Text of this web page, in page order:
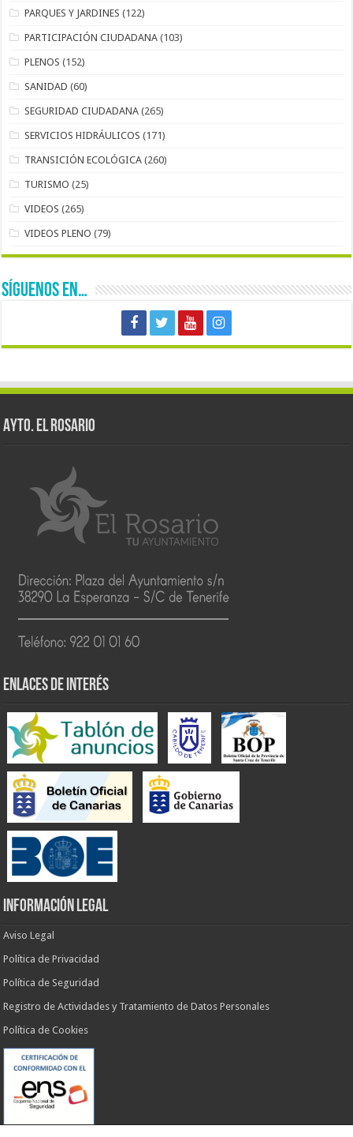
PARQUES Y JARDINES (122)
PARTICIPACIÓN CIUDADANA (103)
PLENOS (152)
SANIDAD (60)
SEGURIDAD CIUDADANA (265)
SERVICIOS HIDRÁULICOS (171)
TRANSICIÓN ECOLÓGICA (260)
TURISMO (25)
VIDEOS (265)
VIDEOS PLENO (79)
SÍGUENOS EN…
AYTO. EL ROSARIO
ENLACES DE INTERÉS
INFORMACIÓN LEGAL
Aviso Legal
Política de Privacidad
Política de Seguridad
Registro de Actividades y Tratamiento de Datos Personales
Política de Cookies